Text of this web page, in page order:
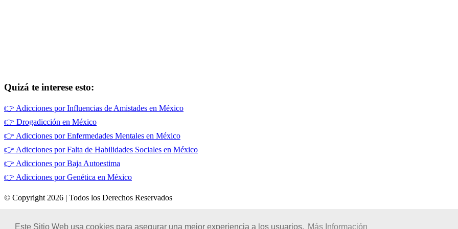
Este Sitio Web usa cookies para asegurar una mejor experiencia a los usuarios. Más Información
Quizá te interese esto:
👉 Adicciones por Influencias de Amistades en México
👉 Drogadicción en México
👉 Adicciones por Enfermedades Mentales en México
👉 Adicciones por Falta de Habilidades Sociales en México
👉 Adicciones por Baja Autoestima
👉 Adicciones por Genética en México
© Copyright 2026 | Todos los Derechos Reservados